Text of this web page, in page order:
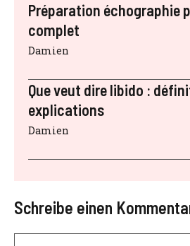
Préparation échographie
complet
Damien
Que veut dire libido :
explications
Damien
Schreibe einen